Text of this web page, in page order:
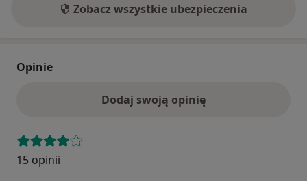
Zobacz wszystkie ubezpieczenia
Opinie
Dodaj swoją opinię
15 opinii